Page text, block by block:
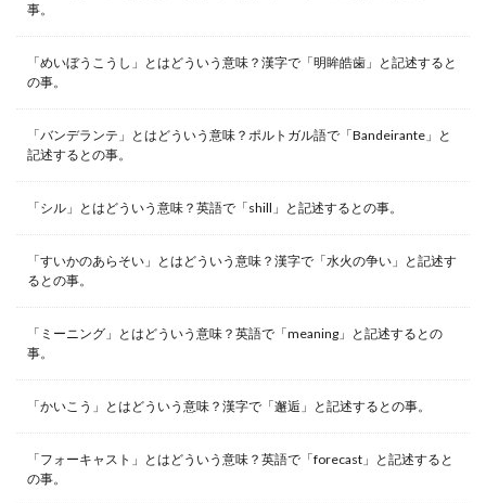
事。
「めいぼうこうし」とはどういう意味？漢字で「明眸皓歯」と記述すると
の事。
「バンデランテ」とはどういう意味？ポルトガル語で「Bandeirante」と
記述するとの事。
「シル」とはどういう意味？英語で「shill」と記述するとの事。
「すいかのあらそい」とはどういう意味？漢字で「水火の争い」と記述す
るとの事。
「ミーニング」とはどういう意味？英語で「meaning」と記述するとの
事。
「かいこう」とはどういう意味？漢字で「邂逅」と記述するとの事。
「フォーキャスト」とはどういう意味？英語で「forecast」と記述すると
の事。